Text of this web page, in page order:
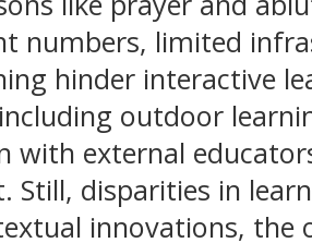
numbers, limited
hinder interactive
outdoor
with external
Still, disparities in
innovations, the